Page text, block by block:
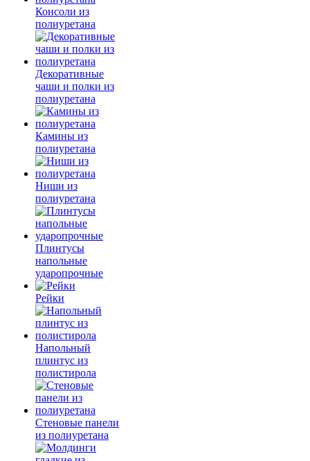
Консоли из
полиуретана
Декоративные
чаши и полки из
полиуретана
Камины из
полиуретана
Ниши из
полиуретана
Плинтусы
напольные
ударопрочные
Рейки
Напольный
плинтус из
полистирола
Стеновые панели
из полиуретана